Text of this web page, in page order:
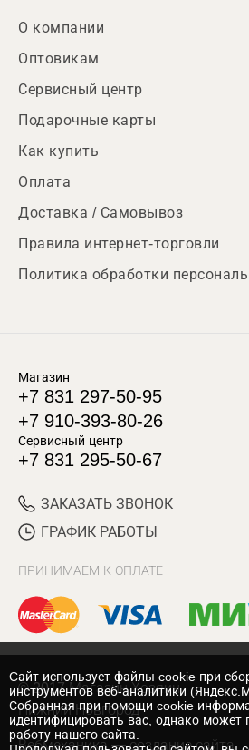
О компании
Оптовикам
Сервисный центр
Подарочные карты
Как купить
Оплата
Доставка / Самовывоз
Правила интернет-торговли
Политика обработки
Магазин
+7 831 297-50-95
+7 910-393-80-26
Сервисный центр
+7 831 295-50-67
ЗАКАЗАТЬ ЗВОНОК
ГРАФИК РАБОТЫ
ПРИНИМАЕМ К ОПЛАТЕ
© 2017 Магазин Хозяин
Нижний Новгород
Вебмеханика — создание сайта
Cайт использует файлы cookie при
инструментов веб-аналитики
Собранная при помощи cookie
идентифицировать вас, однако может
работу нашего сайта.